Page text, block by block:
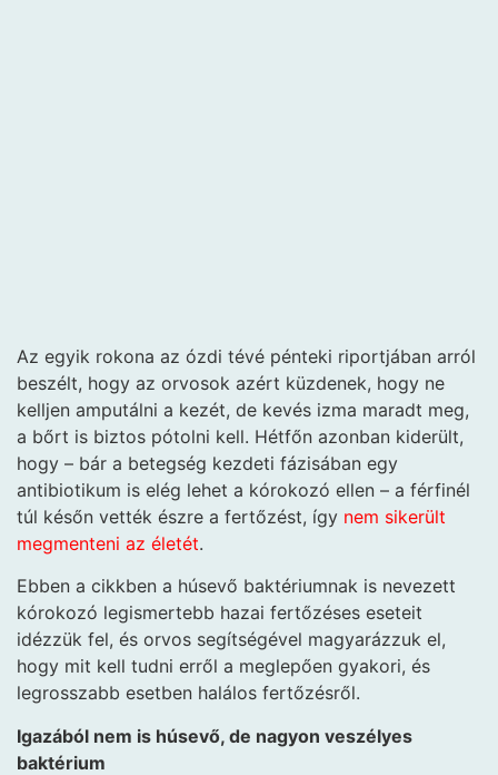
Az egyik rokona az ózdi tévé pénteki riportjában arról
beszélt, hogy az orvosok azért küzdenek, hogy ne
kelljen amputálni a kezét, de kevés izma maradt meg,
a bőrt is biztos pótolni kell. Hétfőn azonban kiderült,
hogy – bár a betegség kezdeti fázisában egy
antibiotikum is elég lehet a kórokozó ellen – a férfinél
túl későn vették észre a fertőzést, így nem sikerült
megmenteni az életét.
Ebben a cikkben a húsevő baktériumnak is nevezett
kórokozó legismertebb hazai fertőzéses eseteit
idézzük fel, és orvos segítségével magyarázzuk el,
hogy mit kell tudni erről a meglepően gyakori, és
legrosszabb esetben halálos fertőzésről.
Igazából nem is húsevő, de nagyon veszélyes
baktérium